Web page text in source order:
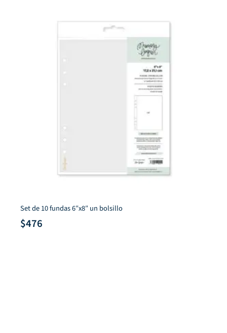
Set de 10 fundas 6″x8″ un bolsillo
$476